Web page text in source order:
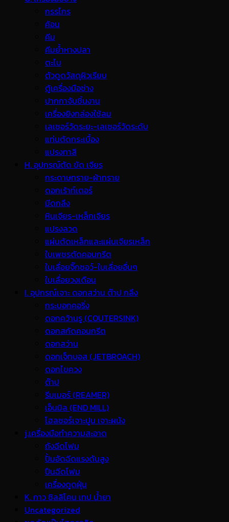
กรรไกร
ค้อน
คีม
คีมย้ำหางปลา
ตะไบ
ตัวดูดวัสดุผิวเรียบ
ตู้เครื่องมือช่าง
ปากกาจับชิ้นงาน
เครื่องยิงกล่องใช้ลม
เลเซอร์วัดระยะ-เลเซอร์วัดระดับ
แท่นตัดกระเบื้อง
แปรงทาสี
H. อุปกรณ์ตัด ขัด เจียร
กระดาษทราย-ผ้าทราย
ดอกเร้าท์เตอร์
มีดกลึง
หินเจียร-เหล็กเจียร
แปรงลวด
แผ่นตัดเหล็กและแผ่นเจียรเหล็ก
ใบเพชรตัดคอนกรีต
ใบเลื่อยจิ๊กซอว์-ใบเลื่อยอื่นๆ
ใบเลื่อยวงเดือน
I. อุปกรณ์เจาะ ดอกสว่าน ต๊าป กลึง
กระบอกคอริ่ง
ดอกคว้านรู (COUTERSINK)
ดอกสกัดคอนกรีต
ดอกสว่าน
ดอกเจ็ทบอส (JETBROACH)
ดอกไขควง
ต๊าป
รีมเมอร์ (REAMER)
เอ็นมิล (END MILL)
โฮลซอร์เจาะปูน เจาะผนัง
j.เครื่องมือทำความสะอาด
ถังฉีดโฟม
ปั้มอัดฉีดแรงดันสูง
ปืนฉีดโฟม
เครื่องดูดฝุ่น
K. กาว ซิลลิโคน เทป น้ำยา
Uncategorized